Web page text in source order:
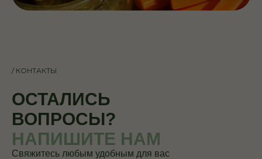
ОСТАЛИСЬ
ВОПРОСЫ?
НАПИШИТЕ НАМ
/ КОНТАКТЫ
Свяжитесь любым удобным для вас